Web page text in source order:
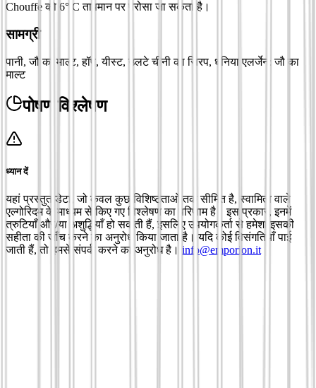
Chouffe को 6° C तापमान पर परोसा जा सकता है।
सामग्री
पानी, जौ का माल्ट, हॉप, यीस्ट, उलटे चीनी का सिरप, धनिया एलर्जेन: जौ का
माल्ट
पोषण विश्लेषण
ध्यान दें
यहां प्रस्तुत डेटा, जो केवल कुछ विशिष्टताओं तक सीमित है, स्वामित्व वाले
एल्गोरिदम के माध्यम से किए गए विश्लेषण का परिणाम है। इस प्रकार, इनमें
त्रुटियाँ और/या अशुद्धियाँ हो सकती हैं, इसलिए उपयोगकर्ता से हमेशा इसकी
सहीता की जाँच करने का अनुरोध किया जाता है। यदि कोई विसंगतियाँ पाई
जाती हैं, तो हमसे संपर्क करने का अनुरोध है। info@emporion.it